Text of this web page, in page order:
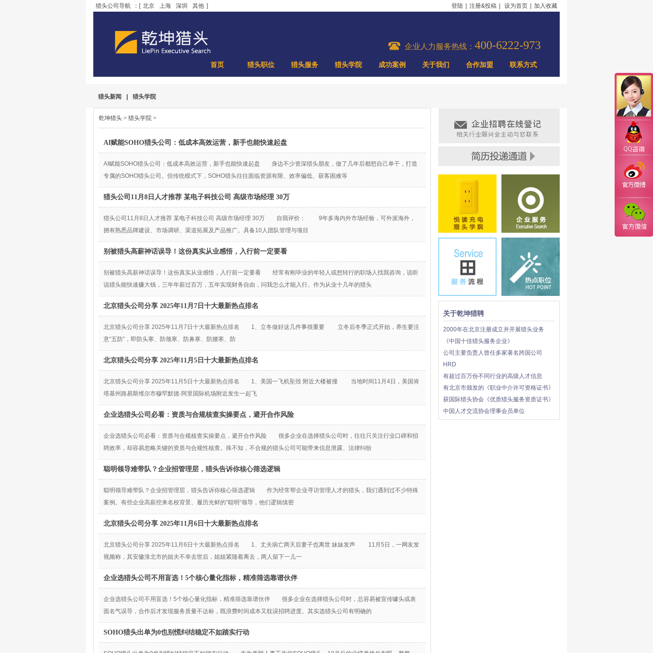
猎头公司导航 ：[ 北京 上海 深圳 其他 ] 登陆 注册&投稿 设为首页 加入收藏
企业人力服务热线： 400-6222-973
首页 猎头职位 猎头服务 猎头学院 成功案例 关于我们 合作加盟 联系方式
猎头新闻 猎头学院
乾坤猎头 > 猎头学院 >
AI赋能SOHO猎头公司：低成本高效运营，新手也能快速起盘
AI赋能SOHO猎头公司：低成本高效运营，新手也能快速起盘 身边不少资深猎头朋友，做了几年后都想自己单干，打造
专属的SOHO猎头公司。但传统模式下，SOHO猎头往往面临资源有限、效率偏低、获客困难等
猎头公司11月8日人才推荐 某电子科技公司 高级市场经理 30万
猎头公司11月8日人才推荐 某电子科技公司 高级市场经理 30万 自我评价： 9年多海内外市场经验，可外派海外，
拥有熟悉品牌建设、市场调研、渠道拓展及产品推广。具备10人团队管理与项目
别被猎头高薪神话误导！这份真实从业感悟，入行前一定要看
别被猎头高薪神话误导！这份真实从业感悟，入行前一定要看 经常有刚毕业的年轻人或想转行的职场人找我咨询，说听
说猎头能快速赚大钱，三年年薪过百万，五年实现财务自由，问我怎么才能入行。作为从业十几年的猎头
北京猎头公司分享 2025年11月7日十大最新热点排名
北京猎头公司分享 2025年11月7日十大最新热点排名 1、立冬做好这几件事很重要 立冬后冬季正式开始，养生要注
意“五防”，即防头寒、防颈寒、防鼻寒、防腰寒、防
北京猎头公司分享 2025年11月5日十大最新热点排名
北京猎头公司分享 2025年11月5日十大最新热点排名 1、美国一飞机坠毁 附近大楼被撞 当地时间11月4日，美国肯
塔基州路易斯维尔市穆罕默德·阿里国际机场附近发生一起飞
企业选猎头公司必看：资质与合规核查实操要点，避开合作风险
企业选猎头公司必看：资质与合规核查实操要点，避开合作风险 很多企业在选择猎头公司时，往往只关注行业口碑和招
聘效率，却容易忽略关键的资质与合规性核查。殊不知，不合规的猎头公司可能带来信息泄露、法律纠纷
聪明领导难带队？企业招管理层，猎头告诉你核心筛选逻辑
聪明领导难带队？企业招管理层，猎头告诉你核心筛选逻辑 作为经常帮企业寻访管理人才的猎头，我们遇到过不少特殊
案例。有些企业高薪挖来名校背景、履历光鲜的“聪明”领导，他们逻辑缜密
北京猎头公司分享 2025年11月6日十大最新热点排名
北京猎头公司分享 2025年11月6日十大最新热点排名 1、丈夫病亡两天后妻子也离世 妹妹发声 11月5日，一网友发
视频称，其安徽淮北市的姐夫不幸去世后，姐姐紧随着离去，两人留下一儿一
企业选猎头公司不用盲选！5个核心量化指标，精准筛选靠谱伙伴
企业选猎头公司不用盲选！5个核心量化指标，精准筛选靠谱伙伴 很多企业在选择猎头公司时，总容易被宣传噱头或表
面名气误导，合作后才发现服务质量不达标，既浪费时间成本又耽误招聘进度。其实选猎头公司有明确的
SOHO猎头出单为0也别慌纠结稳定不如踏实行动
关于乾坤猎聘
2000年在北京注册成立并开展猎头业务
《中国十佳猎头服务企业》
公司主要负责人曾任多家著名跨国公司
HRD
有超过百万份不同行业的高级人才信息
有北京市颁发的《职业中介许可资格证书》
获国际猎头协会《优质猎头服务资质证书》
中国人才交流协会理事会员单位